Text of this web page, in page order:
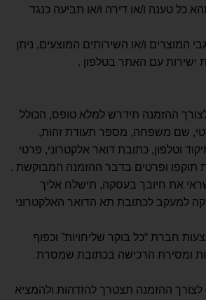
כל טענה ו/או דירה ו/או תביעה כנגד
המוצרים ו/או השירותים המוצעים, ניתן
ישירות עם האתר בטלפון .
ההזמנה תידרש למלא טופס, הכולל
שם משפחה, מספר תעודת זהות,
וטלפון, כתובת דואר אלקטרוני, פרטי
תוקפו ופרטים בדבר ההזמנה המבוקשת .
את חיובך בעסקה, תישלח אליך
למעקב לכתובת תא הדואר האלקטרוני
חברת “כל בוקר שליחויות” וכפוף
ומסירת הרכישה בכתובת שמסרת
לצורך ההזמנה תצטרך להזדהות ולהמציא